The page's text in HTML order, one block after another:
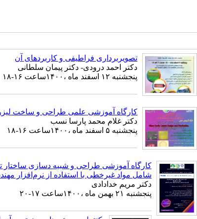
تصویربرداری فراطیفی و کاربردهای آن
دکتر احمد درودی- دکتر پیمان سلطانی
پنجشنبه ۱۲ اسفند ماه ،۱۴۰۰ساعت ۱۶-۱۸
کارگاه آموزشی علمی طراحی و ساخت
دکتر غلام محمد پارسا نسب
پنجشنبه ۵ اسفند ماه ،۱۴۰۰ساعت ۱۶-۱۸
کارگاه آموزشی طراحی و شبیه دسازی ساختار
شامل مواد غیرخطی با استفاده از نرم‌افزار
دکتر مریم خدادادی
پنجشنبه ۲۱ بهمن ماه ،۱۴۰۰ساعت ۱۷-۲۰